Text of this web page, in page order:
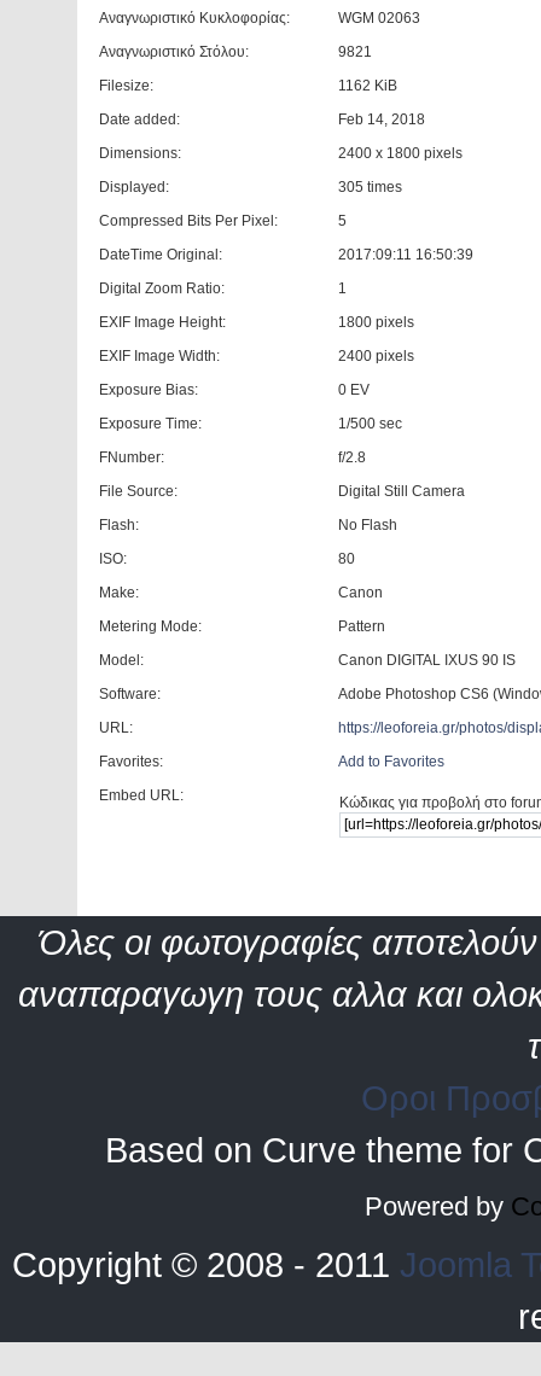
Αναγνωριστικό Κυκλοφορίας:
WGM 02063
Αναγνωριστικό Στόλου:
9821
Filesize:
1162 KiB
Date added:
Feb 14, 2018
Dimensions:
2400 x 1800 pixels
Displayed:
305 times
Compressed Bits Per Pixel:
5
DateTime Original:
2017:09:11 16:50:39
Digital Zoom Ratio:
1
EXIF Image Height:
1800 pixels
EXIF Image Width:
2400 pixels
Exposure Bias:
0 EV
Exposure Time:
1/500 sec
FNumber:
f/2.8
File Source:
Digital Still Camera
Flash:
No Flash
ISO:
80
Make:
Canon
Metering Mode:
Pattern
Model:
Canon DIGITAL IXUS 90 IS
Software:
Adobe Photoshop CS6
URL:
https://leoforeia.gr/photos/
Favorites:
Add to Favorites
Embed URL:
Κώδικας για προβολή στο
Όλες οι φωτογραφίες αποτελούν
αναπαραγωγη τους αλλα και
Οροι
Based on Curve theme for
Powered by
Copyright © 2008 - 2011 Joomla